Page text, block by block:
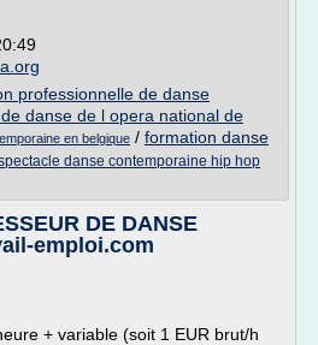
professionnelle de danse
danse de l opera national de
en belgique / formation danse
danse contemporaine hip hop
DE DANSE
emploi.com
+ variable (soit 1 EUR brut/h